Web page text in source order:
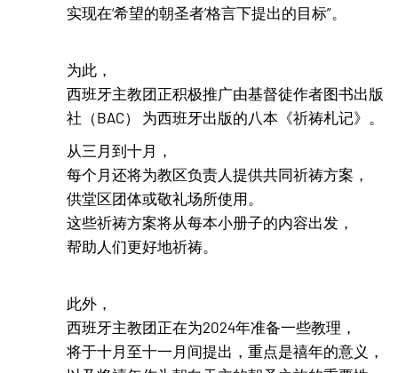
实现在‘希望的朝圣者’格言下提出的目标”。
为此，
西班牙主教团正积极推广由基督徒作者图书出版
社（BAC） 为西班牙出版的八本《祈祷札记》。
从三月到十月，
每个月还将为教区负责人提供共同祈祷方案，
供堂区团体或敬礼场所使用。
这些祈祷方案将从每本小册子的内容出发，
帮助人们更好地祈祷。
此外，
西班牙主教团正在为2024年准备一些教理，
将于十月至十一月间提出，重点是禧年的意义，